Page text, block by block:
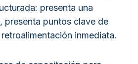
presenta una
presenta puntos clave de
inmediata.